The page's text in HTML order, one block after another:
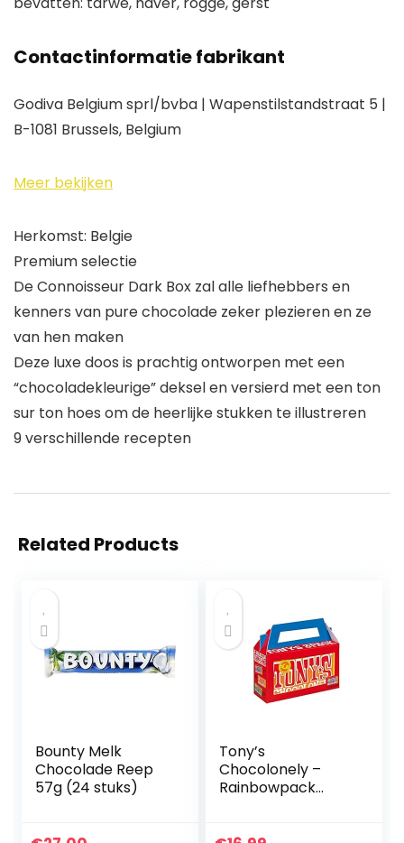
Contactinformatie fabrikant
Godiva Belgium sprl/bvba | Wapenstilstandstraat 5 |
B-1081 Brussels, Belgium
Meer bekijken
Herkomst: Belgie
Premium selectie
De Connoisseur Dark Box zal alle liefhebbers en
kenners van pure chocolade zeker plezieren en ze
van hen maken
Deze luxe doos is prachtig ontworpen met een
“chocoladekleurige” deksel en versierd met een ton
sur ton hoes om de heerlijke stukken te illustreren
9 verschillende recepten
Related Products
Bounty Melk
Chocolade Reep
57g (24 stuks)
Tony’s
Chocolonely –
Rainbowpack